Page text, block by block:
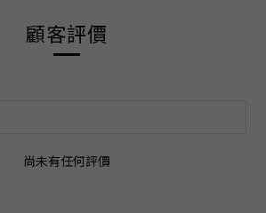
顧客評價
尚未有任何評價